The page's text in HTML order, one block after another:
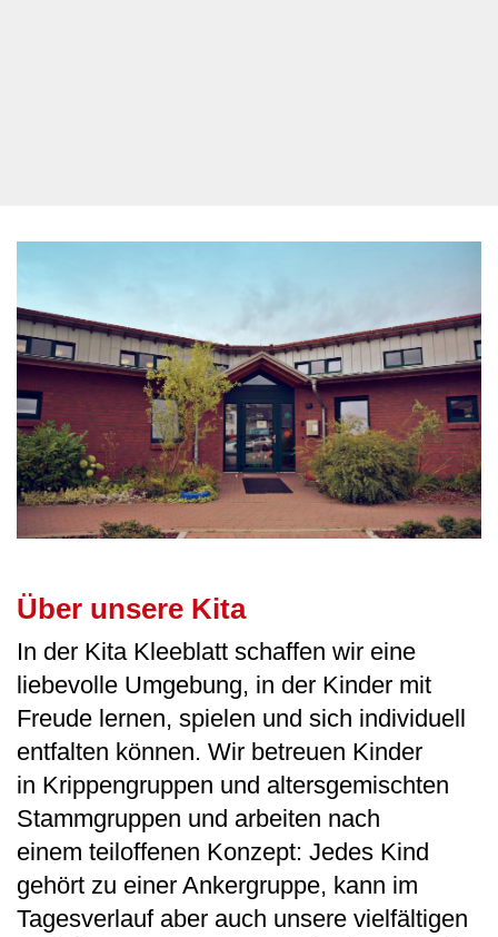
Über unsere Kita
In der Kita Kleeblatt schaffen wir eine
liebevolle Umgebung, in der Kinder mit
Freude lernen, spielen und sich individuell
entfalten können. Wir betreuen Kinder
in Krippengruppen und altersgemischten
Stammgruppen und arbeiten nach
einem teiloffenen Konzept: Jedes Kind
gehört zu einer Ankergruppe, kann im
Tagesverlauf aber auch unsere vielfältigen